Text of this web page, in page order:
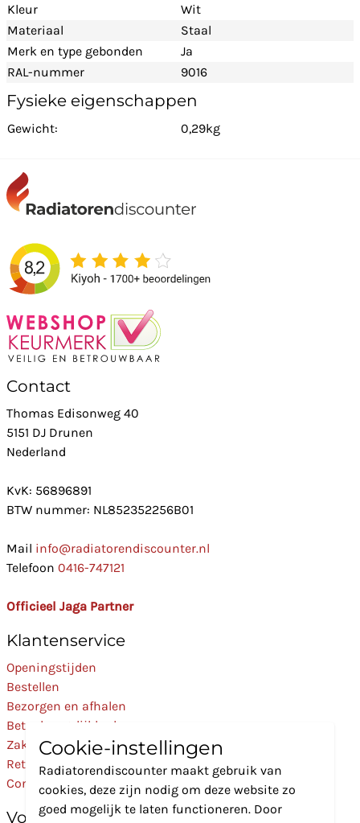
Kleur
Wit
Materiaal
Staal
Merk en type gebonden
Ja
RAL-nummer
9016
Fysieke eigenschappen
Gewicht: 0,29kg
Contact
Thomas Edisonweg 40
5151 DJ Drunen
Nederland
KvK: 56896891
BTW nummer: NL852352256B01
Mail info@radiatorendiscounter.nl
Telefoon 0416-747121
Officieel Jaga Partner
Klantenservice
Openingstijden
Bestellen
Bezorgen en afhalen
Betaalmogelijkheden
Zakelijk
Retourneren
Contact
Volg Ons
Cookie-instellingen
Radiatorendiscounter maakt gebruik van
cookies, deze zijn nodig om deze website zo
goed mogelijk te laten functioneren. Door